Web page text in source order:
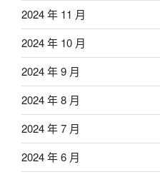
2024 年 11 月
2024 年 10 月
2024 年 9 月
2024 年 8 月
2024 年 7 月
2024 年 6 月